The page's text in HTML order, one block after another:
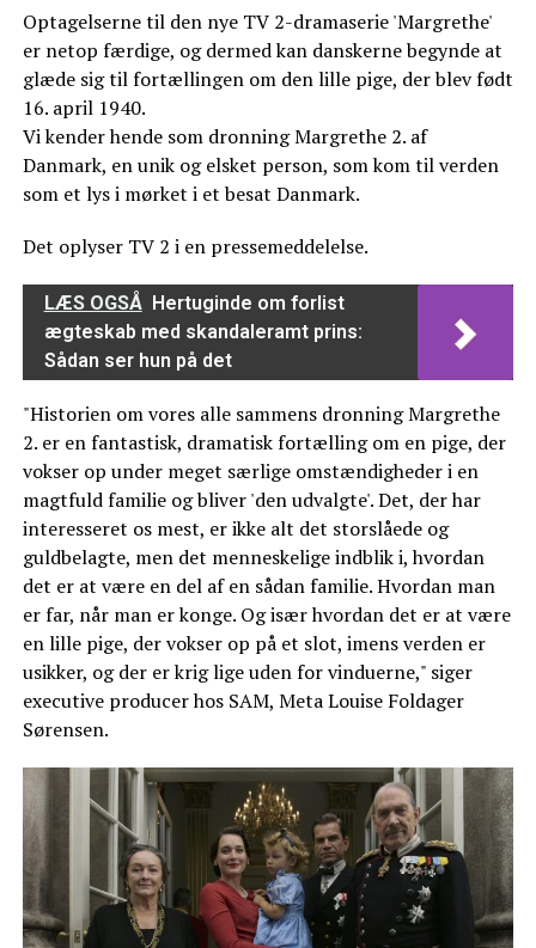
Optagelserne til den nye TV 2-dramaserie 'Margrethe'
er netop færdige, og dermed kan danskerne begynde at
glæde sig til fortællingen om den lille pige, der blev født
16. april 1940.
Vi kender hende som dronning Margrethe 2. af
Danmark, en unik og elsket person, som kom til verden
som et lys i mørket i et besat Danmark.
Det oplyser TV 2 i en pressemeddelelse.
LÆS OGSÅ Hertuginde om forlist
ægteskab med skandaleramt prins:
Sådan ser hun på det
"Historien om vores alle sammens dronning Margrethe
2. er en fantastisk, dramatisk fortælling om en pige, der
vokser op under meget særlige omstændigheder i en
magtfuld familie og bliver 'den udvalgte'. Det, der har
interesseret os mest, er ikke alt det storslåede og
guldbelagte, men det menneskelige indblik i, hvordan
det er at være en del af en sådan familie. Hvordan man
er far, når man er konge. Og især hvordan det er at være
en lille pige, der vokser op på et slot, imens verden er
usikker, og der er krig lige uden for vinduerne," siger
executive producer hos SAM, Meta Louise Foldager
Sørensen.